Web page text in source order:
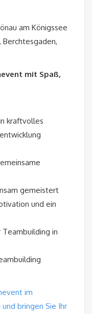
am Königssee
Berchtesgaden,
mit Spaß,
kraftvolles
gemeistert
und ein
in
im
bringen Sie Ihr